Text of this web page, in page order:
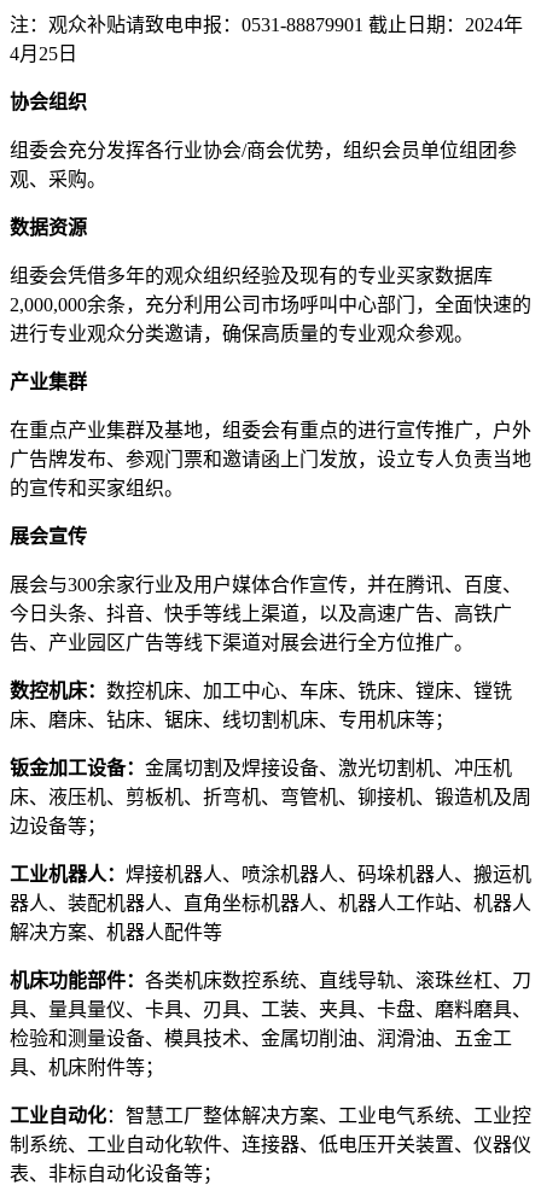
注：观众补贴请致电申报：0531-88879901 截止日期：2024年
4月25日
协会组织
组委会充分发挥各行业协会/商会优势，组织会员单位组团参
观、采购。
数据资源
组委会凭借多年的观众组织经验及现有的专业买家数据库
2,000,000余条，充分利用公司市场呼叫中心部门，全面快速的
进行专业观众分类邀请，确保高质量的专业观众参观。
产业集群
在重点产业集群及基地，组委会有重点的进行宣传推广，户外
广告牌发布、参观门票和邀请函上门发放，设立专人负责当地
的宣传和买家组织。
展会宣传
展会与300余家行业及用户媒体合作宣传，并在腾讯、百度、
今日头条、抖音、快手等线上渠道，以及高速广告、高铁广
告、产业园区广告等线下渠道对展会进行全方位推广。
数控机床： 数控机床、加工中心、车床、铣床、镗床、镗铣
床、磨床、钻床、锯床、线切割机床、专用机床等；
钣金加工设备： 金属切割及焊接设备、激光切割机、冲压机
床、液压机、剪板机、折弯机、弯管机、铆接机、锻造机及周
边设备等；
工业机器人： 焊接机器人、喷涂机器人、码垛机器人、搬运机
器人、装配机器人、直角坐标机器人、机器人工作站、机器人
解决方案、机器人配件等
机床功能部件： 各类机床数控系统、直线导轨、滚珠丝杠、刀
具、量具量仪、卡具、刃具、工装、夹具、卡盘、磨料磨具、
检验和测量设备、模具技术、金属切削油、润滑油、五金工
具、机床附件等；
工业自动化：智慧工厂整体解决方案、工业电气系统、工业控
制系统、工业自动化软件、连接器、低电压开关装置、仪器仪
表、非标自动化设备等；